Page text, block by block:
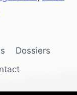
Dossiers